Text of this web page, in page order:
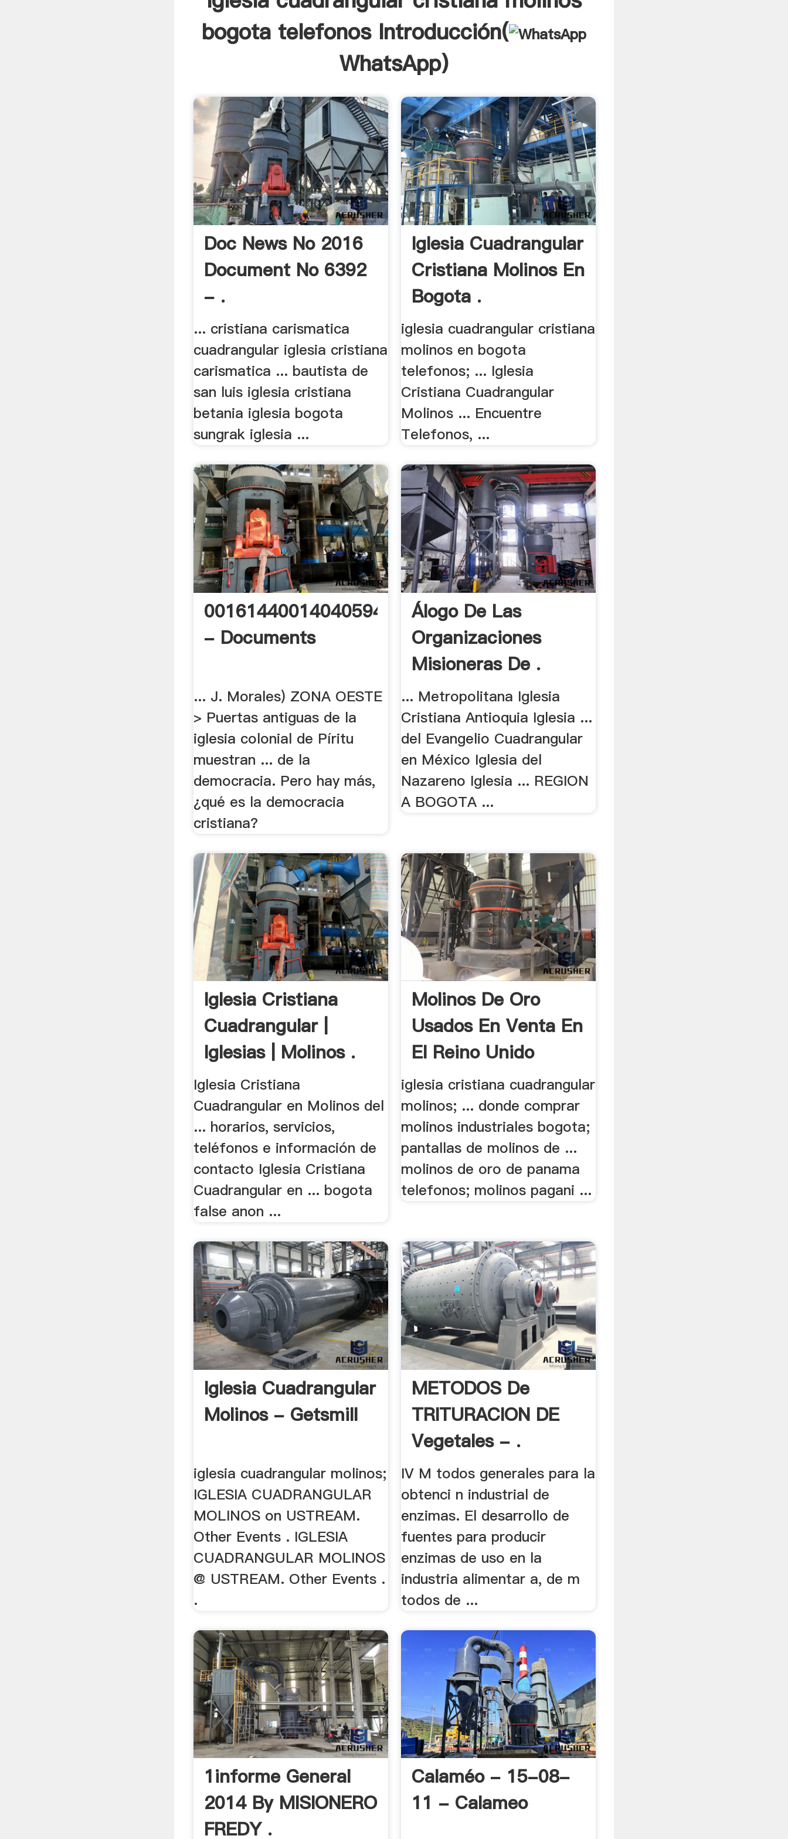
bogota telefonos Introducción(
WhatsApp)
Doc News No 2016
Document No 6392
- .
... cristiana carismatica
cuadrangular iglesia cristiana
carismatica ... bautista de
san luis iglesia cristiana
betania iglesia bogota
sungrak iglesia ...
Iglesia Cuadrangular
Cristiana Molinos En
Bogota .
iglesia cuadrangular cristiana
molinos en bogota
telefonos; ... Iglesia
Cristiana Cuadrangular
Molinos ... Encuentre
Telefonos, ...
0016144001404059493
- Documents
... J. Morales) ZONA OESTE
> Puertas antiguas de la
iglesia colonial de Píritu
muestran ... de la
democracia. Pero hay más,
¿qué es la democracia
cristiana?
Álogo De Las
Organizaciones
Misioneras De .
... Metropolitana Iglesia
Cristiana Antioquia Iglesia ...
del Evangelio Cuadrangular
en México Iglesia del
Nazareno Iglesia ... REGION
A BOGOTA ...
Iglesia Cristiana
Cuadrangular |
Iglesias | Molinos .
Iglesia Cristiana
Cuadrangular en Molinos del
... horarios, servicios,
teléfonos e información de
contacto Iglesia Cristiana
Cuadrangular en ... bogota
false anon ...
Molinos De Oro
Usados En Venta En
El Reino Unido
iglesia cristiana cuadrangular
molinos; ... donde comprar
molinos industriales bogota;
pantallas de molinos de ...
molinos de oro de panama
telefonos; molinos pagani ...
Iglesia Cuadrangular
Molinos - Getsmill
iglesia cuadrangular molinos;
IGLESIA CUADRANGULAR
MOLINOS on USTREAM.
Other Events . IGLESIA
CUADRANGULAR MOLINOS
@ USTREAM. Other Events .
.
METODOS De
TRITURACION DE
Vegetales - .
IV M todos generales para la
obtenci n industrial de
enzimas. El desarrollo de
fuentes para producir
enzimas de uso en la
industria alimentar a, de m
todos de ...
1informe General
2014 By MISIONERO
FREDY .
Calaméo - 15-08-
11 - Calameo